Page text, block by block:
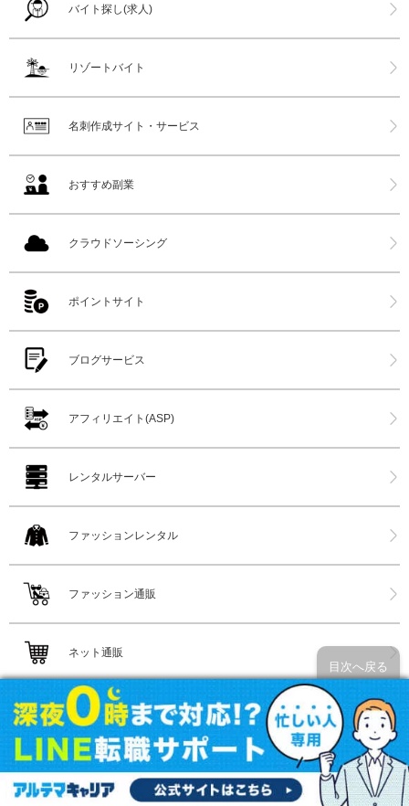
バイト探し(求人)
リゾートバイト
名刺作成サイト・サービス
おすすめ副業
クラウドソーシング
ポイントサイト
ブログサービス
アフィリエイト(ASP)
レンタルサーバー
ファッションレンタル
ファッション通販
ネット通販
家具インテリア通販
花屋(ネット購入)
目次へ戻る